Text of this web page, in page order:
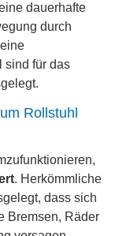
dauerhafte
durch
sind für das
Rollstuhl
. Herkömmliche
dass sich
Bremsen, Räder